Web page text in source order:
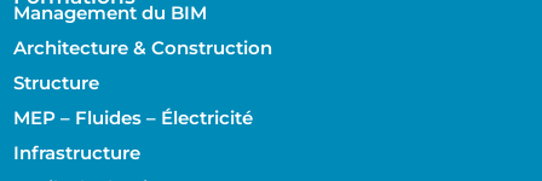
Management du BIM
Architecture & Construction
Structure
MEP – Fluides – Électricité
Infrastructure